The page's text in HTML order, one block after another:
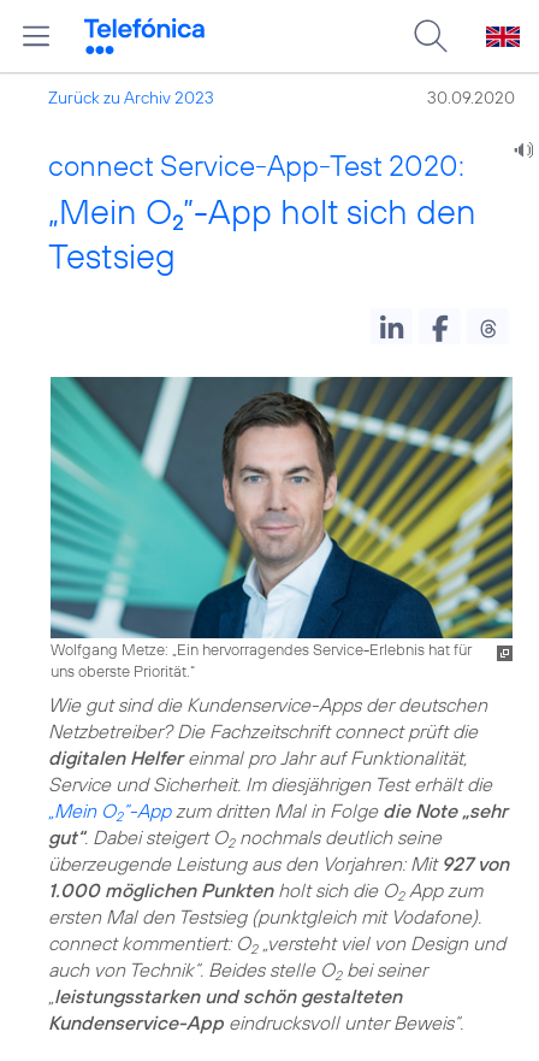
Zurück zu Archiv 2023 30.09.2020
connect Service-App-Test 2020:
„Mein O2”-App holt sich den
Testsieg
Wolfgang Metze: „Ein hervorragendes Service-Erlebnis hat für
uns oberste Priorität.“
Wie gut sind die Kundenservice-Apps der deutschen
Netzbetreiber? Die Fachzeitschrift connect prüft die
digitalen Helfereinmal pro Jahr auf Funktionalität,
Service und Sicherheit. Im diesjährigen Test erhält die
„Mein O2“-Appzum dritten Mal in Folge die Note „sehr
gut“. Dabei steigert O2nochmals deutlich seine
überzeugende Leistung aus den Vorjahren: Mit 927 von
1.000 möglichen Punktenholt sich die O2App zum
ersten Mal den Testsieg (punktgleich mit Vodafone).
connect kommentiert: O2„versteht viel von Design und
auch von Technik“. Beides stelle O2bei seiner
leistungsstarken und schön gestalteten
Kundenservice-App eindrucksvoll unter Beweis“.